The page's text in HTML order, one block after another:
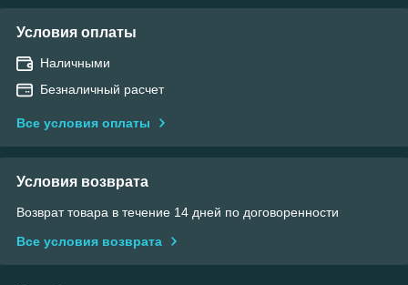
Условия оплаты
Наличными
Безналичный расчет
Все условия оплаты
Условия возврата
Возврат товара в течение 14 дней по договоренности
Все условия возврата